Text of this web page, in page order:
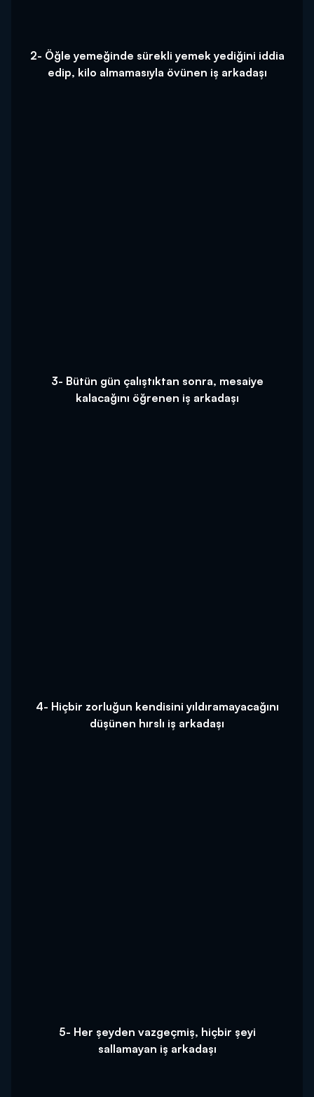
2- Öğle yemeğinde sürekli yemek yediğini iddia
edip, kilo almamasıyla övünen iş arkadaşı
3- Bütün gün çalıştıktan sonra, mesaiye
kalacağını öğrenen iş arkadaşı
4- Hiçbir zorluğun kendisini yıldıramayacağını
düşünen hırslı iş arkadaşı
5- Her şeyden vazgeçmiş, hiçbir şeyi
sallamayan iş arkadaşı